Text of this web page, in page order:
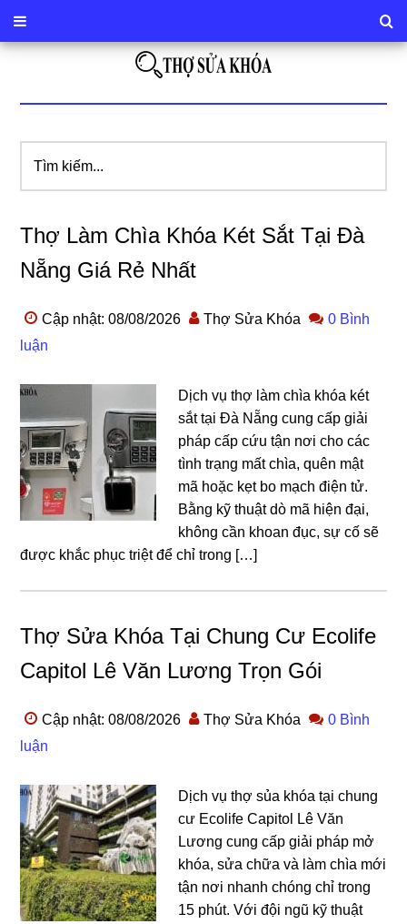
kiếm...
Thợ Làm Chìa Khóa Két Sắt Tại Đà
Nẵng Giá Rẻ Nhất
Cập nhật: 08/08/2026 Thợ Sửa Khóa
0 Bình
luận
Dịch vụ thợ làm chìa khóa két
sắt tại Đà Nẵng cung cấp giải
pháp cấp cứu tận nơi cho các
tình trạng mất chìa, quên mật
mã hoặc kẹt bo mạch điện tử.
Bằng kỹ thuật dò mã hiện đại,
không cần khoan đục, sự cố sẽ
được khắc phục triệt để chỉ trong […]
Thợ Sửa Khóa Tại Chung Cư Ecolife
Capitol Lê Văn Lương Trọn Gói
Cập nhật: 08/08/2026 Thợ Sửa Khóa
0 Bình
luận
Dịch vụ thợ sủa khóa tại chung
cư Ecolife Capitol Lê Văn
Lương cung cấp giải pháp mở
khóa, sửa chữa và làm chìa mới
tận nơi nhanh chóng chỉ trong
15 phút. Với đội ngũ kỹ thuật